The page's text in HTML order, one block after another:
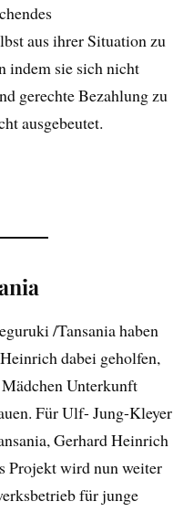
aus ihrer Situation zu
indem sie sich nicht
gerechte Bezahlung zu
ausgebeutet.
/Tansania haben
dabei geholfen,
Mädchen Unterkunft
Für Ulf- Jung-Kleyer
Gerhard Heinrich
Projekt wird nun weiter
für junge